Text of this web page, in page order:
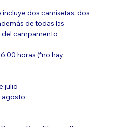
incluye dos camisetas, dos
de todas las
del campamento!
horas (*no hay
julio
agosto